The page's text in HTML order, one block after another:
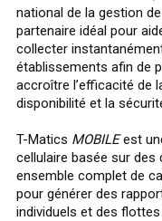
national de la gestion
partenaire idéal pour
collecter
établissements afin de
accroître l’efficacité de
disponibilité et la
T-Matics MOBILEest
cellulaire basée sur des
ensemble complet de
pour générer des
individuels et des